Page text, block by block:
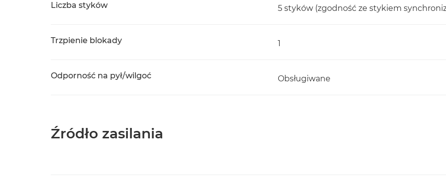
Liczba styków 5 styków (zgodność ze stykiem
Trzpienie blokady 1
Odporność na pył/wilgoć Obsługiwane
Źródło zasilania